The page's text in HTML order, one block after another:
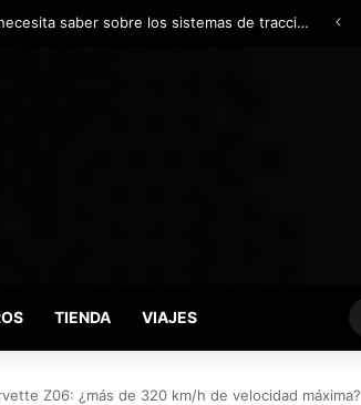
de Invierno de Kartismo
TIENDA VIAJES
Z06: ¿más de 320 km/h de velocidad máxima?